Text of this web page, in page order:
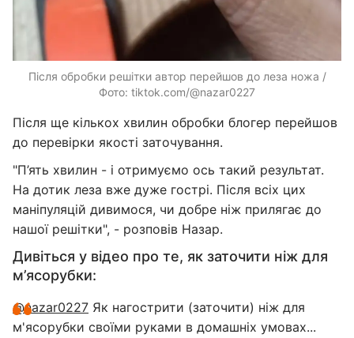
Після обробки решітки автор перейшов до леза ножа /
Фото: tiktok.com/@nazar0227
Після ще кількох хвилин обробки блогер перейшов
до перевірки якості заточування.
"П’ять хвилин - і отримуємо ось такий результат.
На дотик леза вже дуже гострі. Після всіх цих
маніпуляцій дивимося, чи добре ніж прилягає до
нашої решітки", - розповів Назар.
Дивіться у відео про те, як заточити ніж для
м’ясорубки:
@nazar0227 Як нагострити (заточити) ніж для
м'ясорубки своїми руками в домашніх умовах...